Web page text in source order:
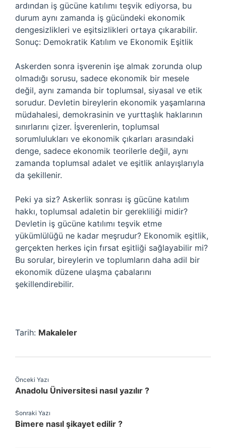
ardından iş gücüne katılımı teşvik ediyorsa, bu
durum aynı zamanda iş gücündeki ekonomik
dengesizlikleri ve eşitsizlikleri ortaya çıkarabilir.
Sonuç: Demokratik Katılım ve Ekonomik Eşitlik
Askerden sonra işverenin işe almak zorunda olup
olmadığı sorusu, sadece ekonomik bir mesele
değil, aynı zamanda bir toplumsal, siyasal ve etik
sorudur. Devletin bireylerin ekonomik yaşamlarına
müdahalesi, demokrasinin ve yurttaşlık haklarının
sınırlarını çizer. İşverenlerin, toplumsal
sorumlulukları ve ekonomik çıkarları arasındaki
denge, sadece ekonomik teorilerle değil, aynı
zamanda toplumsal adalet ve eşitlik anlayışlarıyla
da şekillenir.
Peki ya siz? Askerlik sonrası iş gücüne katılım
hakkı, toplumsal adaletin bir gerekliliği midir?
Devletin iş gücüne katılımı teşvik etme
yükümlülüğü ne kadar meşrudur? Ekonomik eşitlik,
gerçekten herkes için fırsat eşitliği sağlayabilir mi?
Bu sorular, bireylerin ve toplumların daha adil bir
ekonomik düzene ulaşma çabalarını
şekillendirebilir.
Tarih: Makaleler
Önceki Yazı
Anadolu Üniversitesi nasıl yazılır ?
Sonraki Yazı
Bimere nasıl şikayet edilir ?